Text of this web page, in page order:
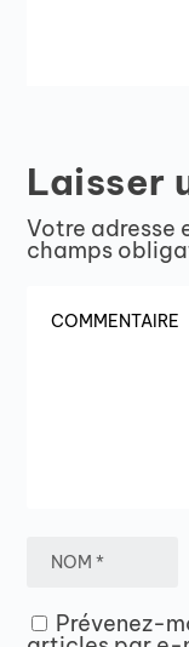
Laisser
Votre adresse
champs
Prévenez-